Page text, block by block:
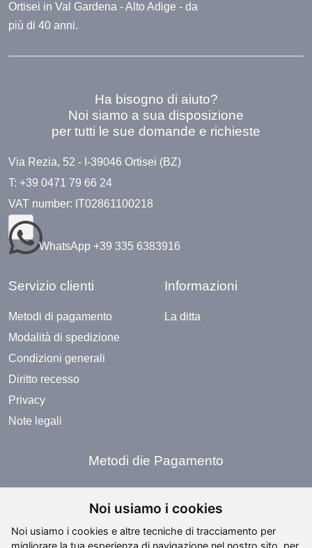
Noi usiamo i cookies
Noi usiamo i cookies e altre tecniche di tracciamento per
migliorare la tua esperienza di navigazione nel nostro sito, per
Ortisei in Val Gardena - Alto Adige - da
più di 40 anni.
Ha bisogno di aiuto?
Noi siamo a sua disposizione
per tutti le sue domande e richieste
Via Rezia, 52 - I-39046 Ortisei (BZ)
T: +39 0471 79 66 24
VAT number: IT02861100218
WhatsApp +39 335 6383916
Servizio clienti
Metodi di pagamento
Modalità di spedizione
Condizioni generali
Diritto recesso
Privacy
Note legali
Informazioni
La ditta
Metodi die Pagamento